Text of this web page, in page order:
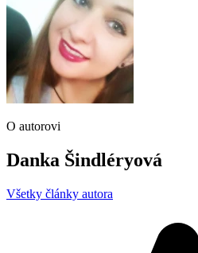
O autorovi
Danka Šindléryová
Všetky články autora